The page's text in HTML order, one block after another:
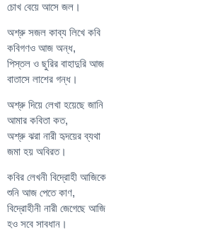
চোখ বেয়ে আসে জল।
অশ্রু সজল কাব্য লিখে কবি
কবিগণও আজ অন্ধ,
পিস্তল ও ছুরির বাহাদুরি আজ
বাতাসে লাশের গন্ধ।
অশ্রু দিয়ে লেখা হয়েছে জানি
আমার কবিতা কত,
অশ্রু ঝরা নারী হৃদয়ের ব্যথা
জমা হয় অবিরত।
কবির লেখনী বিদ্রোহী আজিকে
শুনি আজ পেতে কাণ,
বিদ্রোহীনী নারী জেগেছে আজি
হও সবে সাবধান।